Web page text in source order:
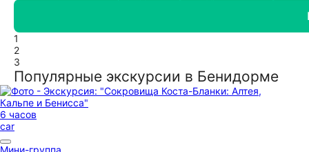
1
2
3
Популярные экскурсии в Бенидорме
6 часов
car
Мини-группа